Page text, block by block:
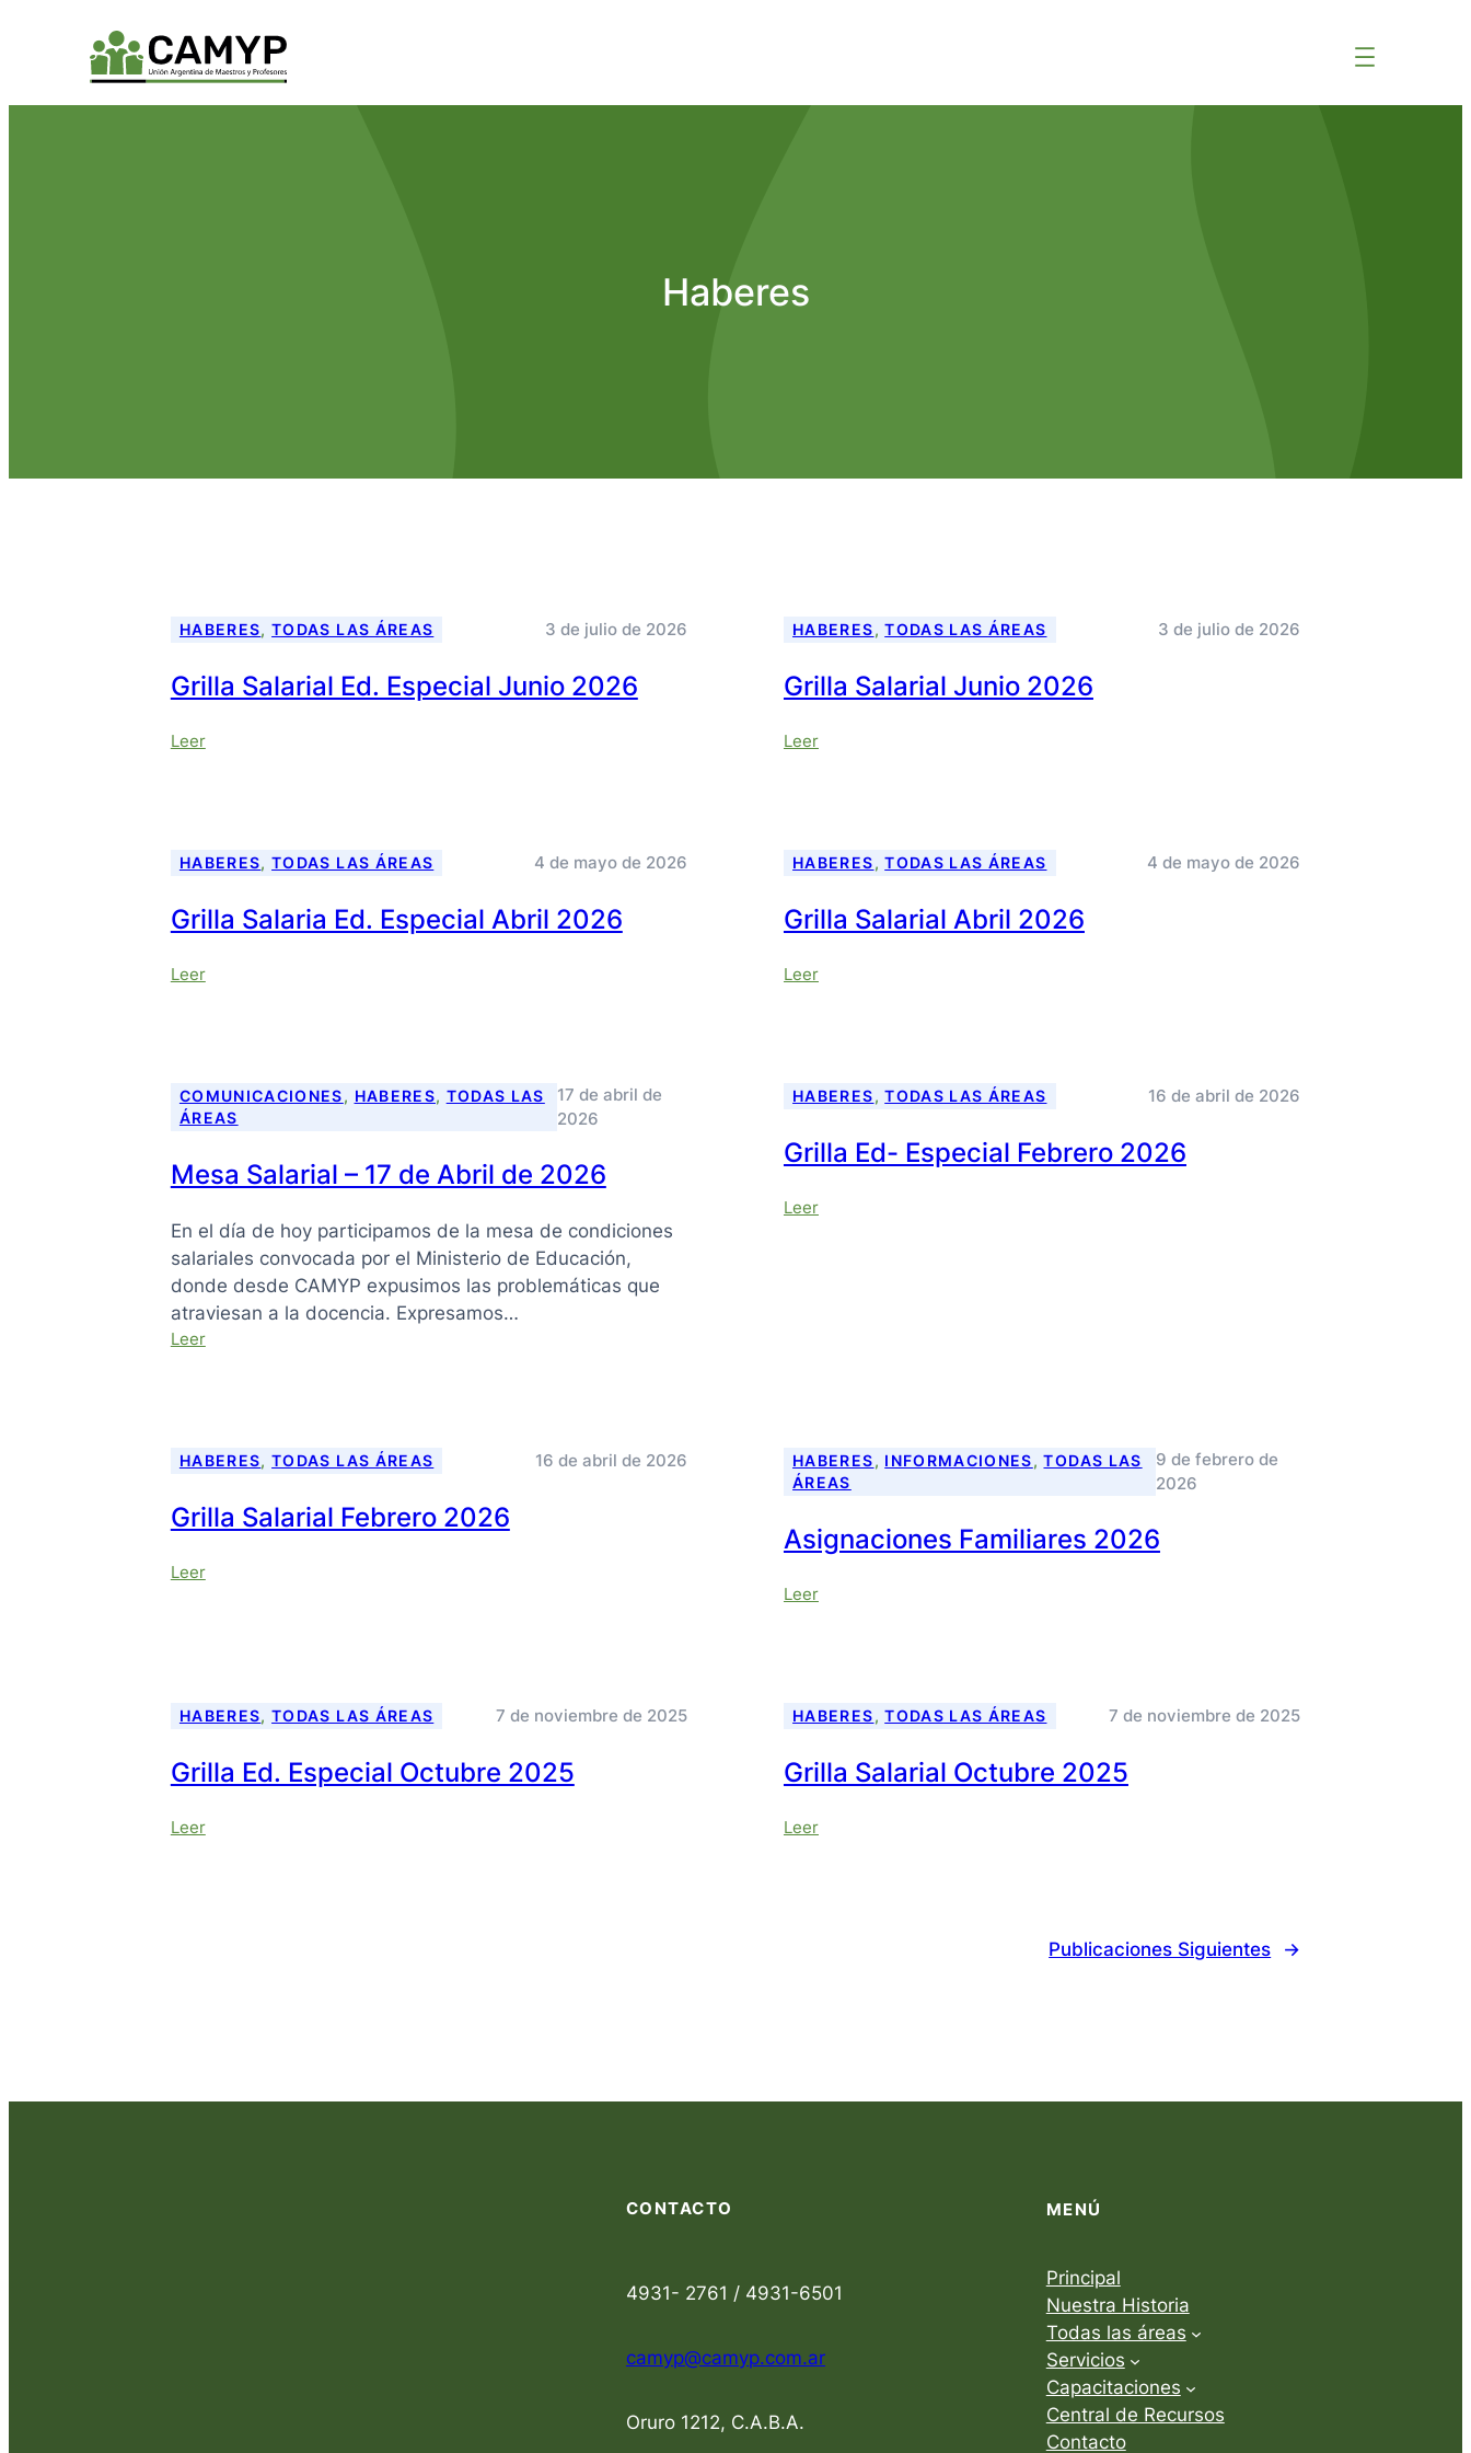
Haberes
HABERES, TODAS LAS ÁREAS 3 de julio de 2026
Grilla Salarial Ed. Especial Junio 2026
Leer:
Junio
HABERES, TODAS LAS ÁREAS 3 de julio de 2026
Grilla Salarial Junio 2026
Leer:
HABERES, TODAS LAS ÁREAS 4 de mayo de 2026
Grilla Salaria Ed. Especial Abril 2026
Leer:
Abril
2026
HABERES, TODAS LAS ÁREAS 4 de mayo de 2026
Grilla Salarial Abril 2026
Leer:
COMUNICACIONES, HABERES, TODAS LAS
ÁREAS
17 de abril de
2026
Mesa Salarial – 17 de Abril de 2026
En el día de hoy participamos de la mesa de condiciones
salariales convocada por el Ministerio de Educación,
donde desde CAMYP expusimos las problemáticas que
atraviesan a la docencia. Expresamos…
Leer:
de
de
2026
HABERES, TODAS LAS ÁREAS 16 de abril de 2026
Grilla Ed- Especial Febrero 2026
Leer:
HABERES, TODAS LAS ÁREAS 16 de abril de 2026
Grilla Salarial Febrero 2026
Leer:
HABERES, INFORMACIONES, TODAS LAS
ÁREAS
9 de febrero de
2026
Asignaciones Familiares 2026
Leer:
HABERES, TODAS LAS ÁREAS 7 de noviembre de 2025
Grilla Ed. Especial Octubre 2025
Leer:
HABERES, TODAS LAS ÁREAS 7 de noviembre de 2025
Grilla Salarial Octubre 2025
Leer:
Publicaciones Siguientes →
CONTACTO
4931- 2761 / 4931-6501
camyp@camyp.com.ar
Oruro 1212, C.A.B.A.
MENÚ
Principal
Nuestra Historia
Todas las áreas
Servicios
Capacitaciones
Central de Recursos
Contacto